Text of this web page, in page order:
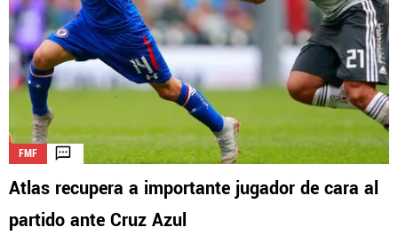
FMF
Atlas recupera a importante jugador de cara al
partido ante Cruz Azul